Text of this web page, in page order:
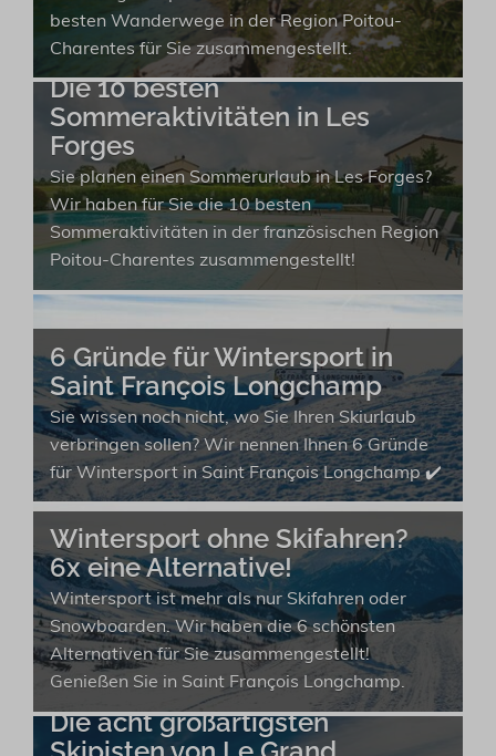
besten Wanderwege in der Region Poitou-
Charentes für Sie zusammengestellt.
Die 10 besten
Sommeraktivitäten in Les
Forges
Sie planen einen Sommerurlaub in Les Forges?
Wir haben für Sie die 10 besten
Sommeraktivitäten in der französischen Region
Poitou-Charentes zusammengestellt!
6 Gründe für Wintersport in
Saint François Longchamp
Sie wissen noch nicht, wo Sie Ihren Skiurlaub
verbringen sollen? Wir nennen Ihnen 6 Gründe
für Wintersport in Saint François Longchamp ✔️
Wintersport ohne Skifahren?
6x eine Alternative!
Wintersport ist mehr als nur Skifahren oder
Snowboarden. Wir haben die 6 schönsten
Alternativen für Sie zusammengestellt!
Genießen Sie in Saint François Longchamp.
Die acht großartigsten